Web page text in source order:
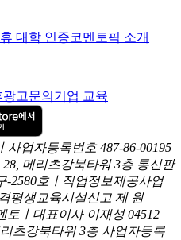
대학 인증코멘토픽 소개
광고문의 기업 교육
업자등록번호 487-86-00195
메리츠강북타워 3층 통신판
-2580호ㅣ직업정보제공사업
평생교육시설신고 제 원
토ㅣ대표이사 이재성 04512
츠강북타워 3층 사업자등록